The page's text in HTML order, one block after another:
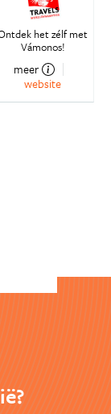
het zélf met
Vámonos!
meer
website